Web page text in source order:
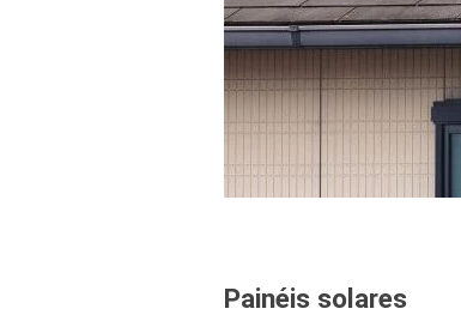
Painéis solares